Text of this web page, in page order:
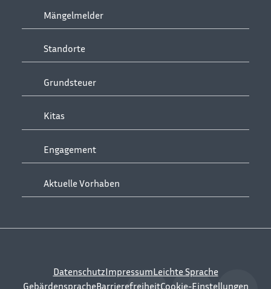
Mängelmelder
Standorte
Grundsteuer
Kitas
Engagement
Aktuelle Vorhaben
DatenschutzImpressumLeichte Sprache
GebärdenspracheBarrierefreiheitCookie-Einstellungen